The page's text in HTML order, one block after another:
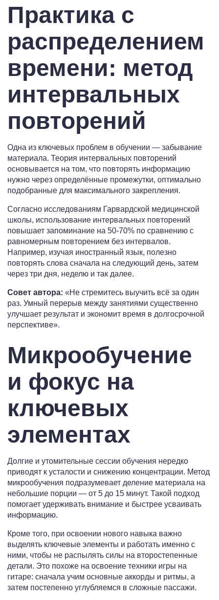
Практика с
распределением
времени: метод
интервальных
повторений
Одна из ключевых проблем в обучении — забывание
материала. Теория интервальных повторений
основывается на том, что повторять информацию
нужно через определённые промежутки, оптимально
подобранные для максимального закрепления.
Согласно исследованиям Гарвардской медицинской
школы, использование интервальных повторений
повышает запоминание на 50-70% по сравнению с
равномерным повторением без интервалов.
Например, изучая иностранный язык, полезно
повторять слова сначала на следующий день, затем
через три дня, неделю и так далее.
Совет автора: «Не стремитесь выучить всё за один
раз. Умный перерыв между занятиями существенно
улучшает результат и экономит время в долгосрочной
перспективе».
Микрообучение
и фокус на
ключевых
элементах
Долгие и утомительные сессии обучения нередко
приводят к усталости и снижению концентрации. Метод
микрообучения подразумевает деление материала на
небольшие порции — от 5 до 15 минут. Такой подход
помогает удерживать внимание и быстрее усваивать
информацию.
Кроме того, при освоении нового навыка важно
выделять ключевые элементы и работать именно с
ними, чтобы не распылять силы на второстепенные
детали. Это похоже на освоение техники игры на
гитаре: сначала учим основные аккорды и ритмы, а
затем постепенно углубляемся в сложные пассажи.